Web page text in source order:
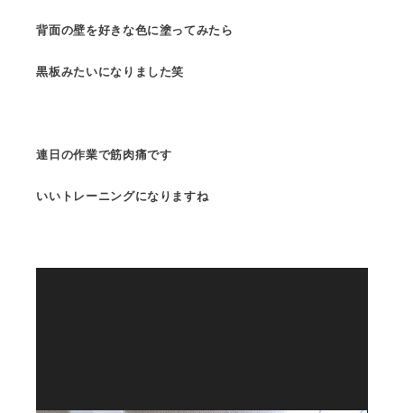
背面の壁を好きな色に塗ってみたら
黒板みたいになりました笑
連日の作業で筋肉痛です
いいトレーニングになりますね